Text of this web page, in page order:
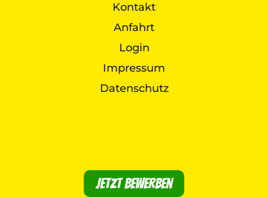
Kontakt
Anfahrt
Login
Impressum
Datenschutz
Jetzt bewerben